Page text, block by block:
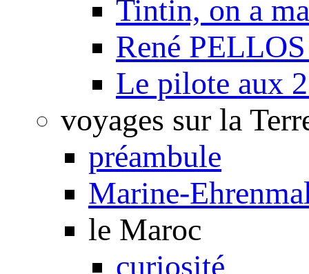
Tintin, on a
René
Le pilote aux
voyages sur la
préambule
Marine-
le Maroc
curiosité